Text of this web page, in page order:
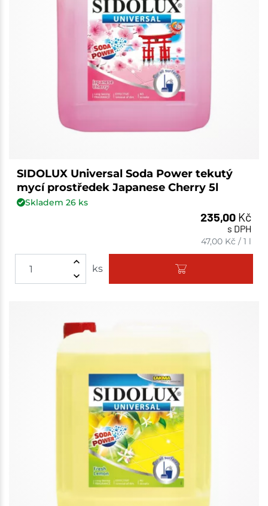
SIDOLUX Universal Soda Power tekutý
mycí prostředek Japanese Cherry 5l
Skladem 26ks
235,00 Kč
s DPH
47,00 Kč /1 l
ks